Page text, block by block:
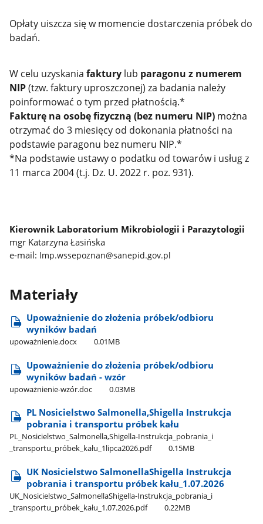
Opłaty uiszcza się w momencie dostarczenia próbek do
badań.
W celu uzyskania faktury lub paragonu z numerem
NIP(tzw. faktury uproszczonej) za badania należy
poinformować o tym przed płatnością.*
Fakturę na osobę fizyczną (bez numeru NIP) można
otrzymać do 3 miesięcy od dokonania płatności na
podstawie paragonu bez numeru NIP.*
*Na podstawie ustawy o podatku od towarów i usług z
11 marca 2004 (t.j. Dz. U. 2022 r. poz. 931).
Kierownik Laboratorium Mikrobiologii i Parazytologii
mgr Katarzyna Łasińska
e-mail: lmp.wssepoznan@sanepid.gov.pl
Materiały
Upoważnienie do złożenia próbek/odbioru
wyników badań
upoważnienie.docx 0.01MB
Upoważnienie do złożenia próbek/odbioru
wyników badań - wzór
upoważnienie-wzór.doc 0.03MB
PL Nosicielstwo Salmonella,Shigella Instrukcja
pobrania i transportu próbek kału
PL​_Nosicielstwo​_Salmonella,Shigella-Instrukcja​_pobrania​_i​
_transportu​_próbek​_kału​_1lipca2026.pdf
0.15MB
UK Nosicielstwo SalmonellaShigella Instrukcja
pobrania i transportu próbek kału​_1.07.2026
UK​_Nosicielstwo​_SalmonellaShigella-Instrukcja​_pobrania​_i​
_transportu​_próbek​_kału​_1.07.2026.pdf
0.22MB